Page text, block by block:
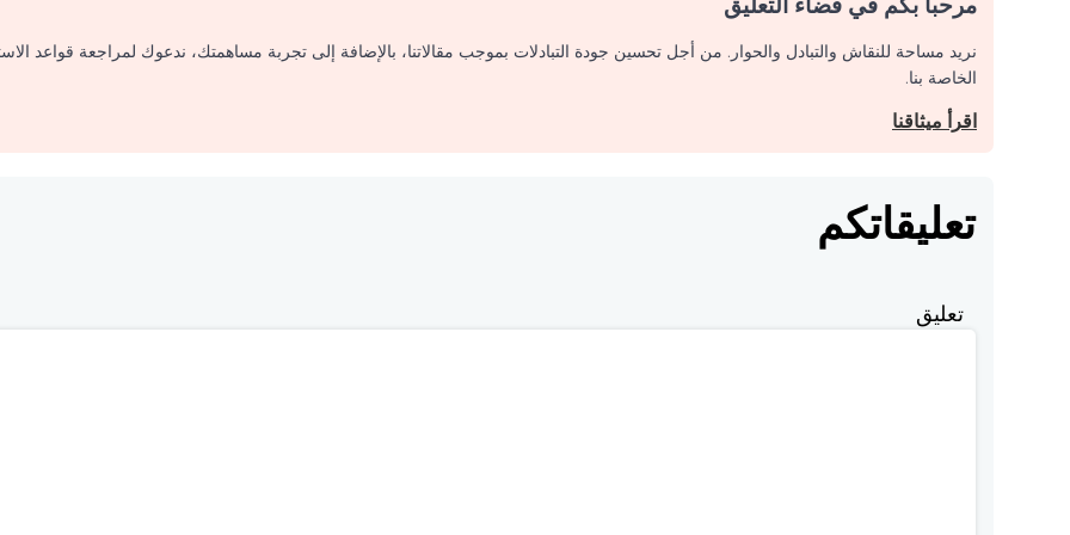
نريد مساحة للنقاش والتبادل والحوار. من أجل تحسين جودة التبادلات بموجب مقالاتنا، بالإضافة إلى تجربة مساهمتك، ندعوك لمراجعة قواعد
الخاصة بنا.
اقرأ ميثاقنا
تعليقاتكم
تعليق